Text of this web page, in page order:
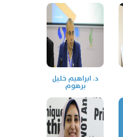
د. ابراهيم خليل
برهوم